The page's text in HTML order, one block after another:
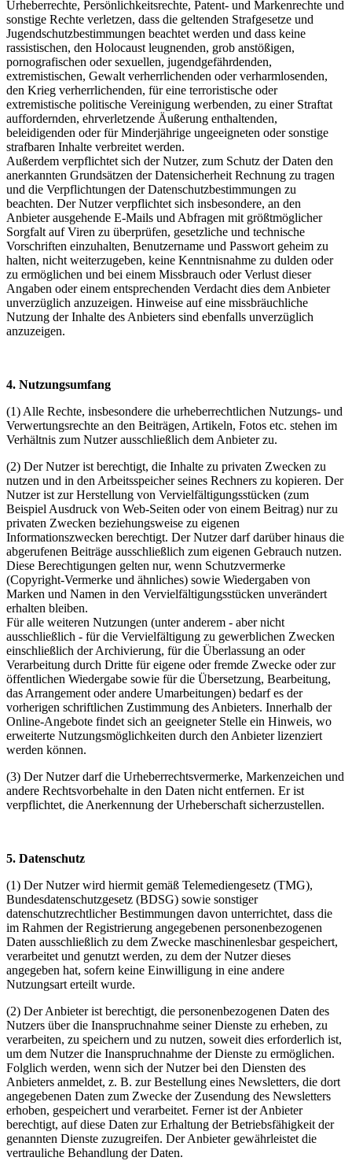
Urheberrechte, Persönlichkeitsrechte, Patent- und Markenrechte und
sonstige Rechte verletzen, dass die geltenden Strafgesetze und
Jugendschutzbestimmungen beachtet werden und dass keine
rassistischen, den Holocaust leugnenden, grob anstößigen,
pornografischen oder sexuellen, jugendgefährdenden,
extremistischen, Gewalt verherrlichenden oder verharmlosenden,
den Krieg verherrlichenden, für eine terroristische oder
extremistische politische Vereinigung werbenden, zu einer Straftat
auffordernden, ehrverletzende Äußerung enthaltenden,
beleidigenden oder für Minderjährige ungeeigneten oder sonstige
strafbaren Inhalte verbreitet werden.
Außerdem verpflichtet sich der Nutzer, zum Schutz der Daten den
anerkannten Grundsätzen der Datensicherheit Rechnung zu tragen
und die Verpflichtungen der Datenschutzbestimmungen zu
beachten. Der Nutzer verpflichtet sich insbesondere, an den
Anbieter ausgehende E-Mails und Abfragen mit größtmöglicher
Sorgfalt auf Viren zu überprüfen, gesetzliche und technische
Vorschriften einzuhalten, Benutzername und Passwort geheim zu
halten, nicht weiterzugeben, keine Kenntnisnahme zu dulden oder
zu ermöglichen und bei einem Missbrauch oder Verlust dieser
Angaben oder einem entsprechenden Verdacht dies dem Anbieter
unverzüglich anzuzeigen. Hinweise auf eine missbräuchliche
Nutzung der Inhalte des Anbieters sind ebenfalls unverzüglich
anzuzeigen.
4. Nutzungsumfang
(1) Alle Rechte, insbesondere die urheberrechtlichen Nutzungs- und
Verwertungsrechte an den Beiträgen, Artikeln, Fotos etc. stehen im
Verhältnis zum Nutzer ausschließlich dem Anbieter zu.
(2) Der Nutzer ist berechtigt, die Inhalte zu privaten Zwecken zu
nutzen und in den Arbeitsspeicher seines Rechners zu kopieren. Der
Nutzer ist zur Herstellung von Vervielfältigungsstücken (zum
Beispiel Ausdruck von Web-Seiten oder von einem Beitrag) nur zu
privaten Zwecken beziehungsweise zu eigenen
Informationszwecken berechtigt. Der Nutzer darf darüber hinaus die
abgerufenen Beiträge ausschließlich zum eigenen Gebrauch nutzen.
Diese Berechtigungen gelten nur, wenn Schutzvermerke
(Copyright-Vermerke und ähnliches) sowie Wiedergaben von
Marken und Namen in den Vervielfältigungsstücken unverändert
erhalten bleiben.
Für alle weiteren Nutzungen (unter anderem - aber nicht
ausschließlich - für die Vervielfältigung zu gewerblichen Zwecken
einschließlich der Archivierung, für die Überlassung an oder
Verarbeitung durch Dritte für eigene oder fremde Zwecke oder zur
öffentlichen Wiedergabe sowie für die Übersetzung, Bearbeitung,
das Arrangement oder andere Umarbeitungen) bedarf es der
vorherigen schriftlichen Zustimmung des Anbieters. Innerhalb der
Online-Angebote findet sich an geeigneter Stelle ein Hinweis, wo
erweiterte Nutzungsmöglichkeiten durch den Anbieter lizenziert
werden können.
(3) Der Nutzer darf die Urheberrechtsvermerke, Markenzeichen und
andere Rechtsvorbehalte in den Daten nicht entfernen. Er ist
verpflichtet, die Anerkennung der Urheberschaft sicherzustellen.
5. Datenschutz
(1) Der Nutzer wird hiermit gemäß Telemediengesetz (TMG),
Bundesdatenschutzgesetz (BDSG) sowie sonstiger
datenschutzrechtlicher Bestimmungen davon unterrichtet, dass die
im Rahmen der Registrierung angegebenen personenbezogenen
Daten ausschließlich zu dem Zwecke maschinenlesbar gespeichert,
verarbeitet und genutzt werden, zu dem der Nutzer dieses
angegeben hat, sofern keine Einwilligung in eine andere
Nutzungsart erteilt wurde.
(2) Der Anbieter ist berechtigt, die personenbezogenen Daten des
Nutzers über die Inanspruchnahme seiner Dienste zu erheben, zu
verarbeiten, zu speichern und zu nutzen, soweit dies erforderlich ist,
um dem Nutzer die Inanspruchnahme der Dienste zu ermöglichen.
Folglich werden, wenn sich der Nutzer bei den Diensten des
Anbieters anmeldet, z. B. zur Bestellung eines Newsletters, die dort
angegebenen Daten zum Zwecke der Zusendung des Newsletters
erhoben, gespeichert und verarbeitet. Ferner ist der Anbieter
berechtigt, auf diese Daten zur Erhaltung der Betriebsfähigkeit der
genannten Dienste zuzugreifen. Der Anbieter gewährleistet die
vertrauliche Behandlung der Daten.